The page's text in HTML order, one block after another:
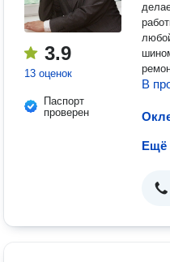
3.9
13 оценок
Паспорт
проверен
В
Ещё